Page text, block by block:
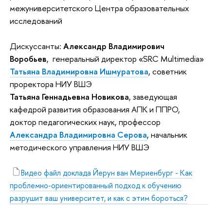
межуниверситетского Центра образовательных
исследований
Дискуссанты: Александр Владимирович
Воробьев, генеральный директор «SRC Multimedia»
Татьяна Владимировна Ишмуратова, советник
проректора НИУ ВШЭ
Татьяна Геннадьевна Новикова, заведующая
кафедрой развития образования АПК и ППРО,
доктор педагогических наук, профессор
Александра Владимировна Серова, начальник
методического управления НИУ ВШЭ
Видео файл доклада Йерун ван Мериенбург - Как
проблемно-ориентированный подход к обучению
разрушит ваш университет, и как с этим бороться?